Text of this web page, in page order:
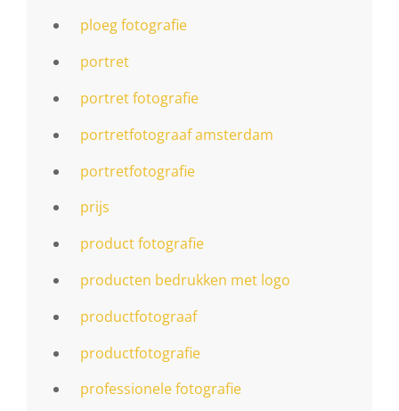
ploeg fotografie
portret
portret fotografie
portretfotograaf amsterdam
portretfotografie
prijs
product fotografie
producten bedrukken met logo
productfotograaf
productfotografie
professionele fotografie